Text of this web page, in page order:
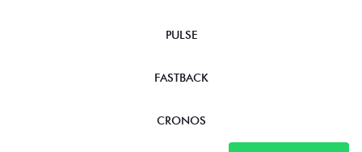
PULSE
FASTBACK
CRONOS